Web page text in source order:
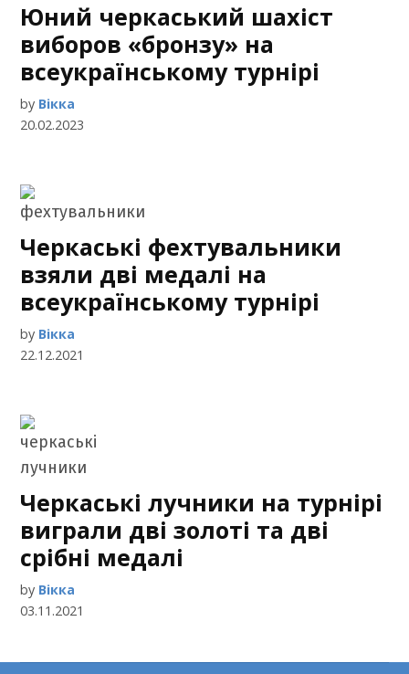
Юний черкаський шахіст
виборов «бронзу» на
всеукраїнському турнірі
by Вікка
20.02.2023
Черкаські фехтувальники
взяли дві медалі на
всеукраїнському турнірі
by Вікка
22.12.2021
Черкаські лучники на турнірі
виграли дві золоті та дві
срібні медалі
by Вікка
03.11.2021